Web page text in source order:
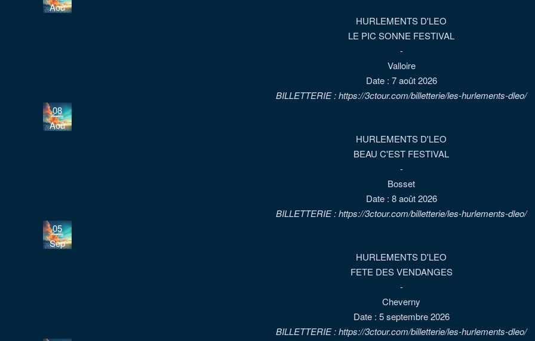
Aoû
HURLEMENTS D'LEO
LE PIC SONNE FESTIVAL
-
Valloire
Date : 7 août 2026
BILLETTERIE : https://3ctour.com/billetterie/les-hurlements-dleo/
08
Aoû
HURLEMENTS D'LEO
BEAU C'EST FESTIVAL
-
Bosset
Date : 8 août 2026
BILLETTERIE : https://3ctour.com/billetterie/les-hurlements-dleo/
05
Sep
HURLEMENTS D'LEO
FETE DES VENDANGES
-
Cheverny
Date : 5 septembre 2026
BILLETTERIE : https://3ctour.com/billetterie/les-hurlements-dleo/